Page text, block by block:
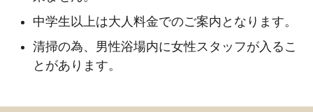
中学生以上は大人料金でのご案内となります。
清掃の為、男性浴場内に女性スタッフが入るこ
とがあります。